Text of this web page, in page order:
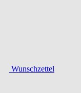
Wunschzettel